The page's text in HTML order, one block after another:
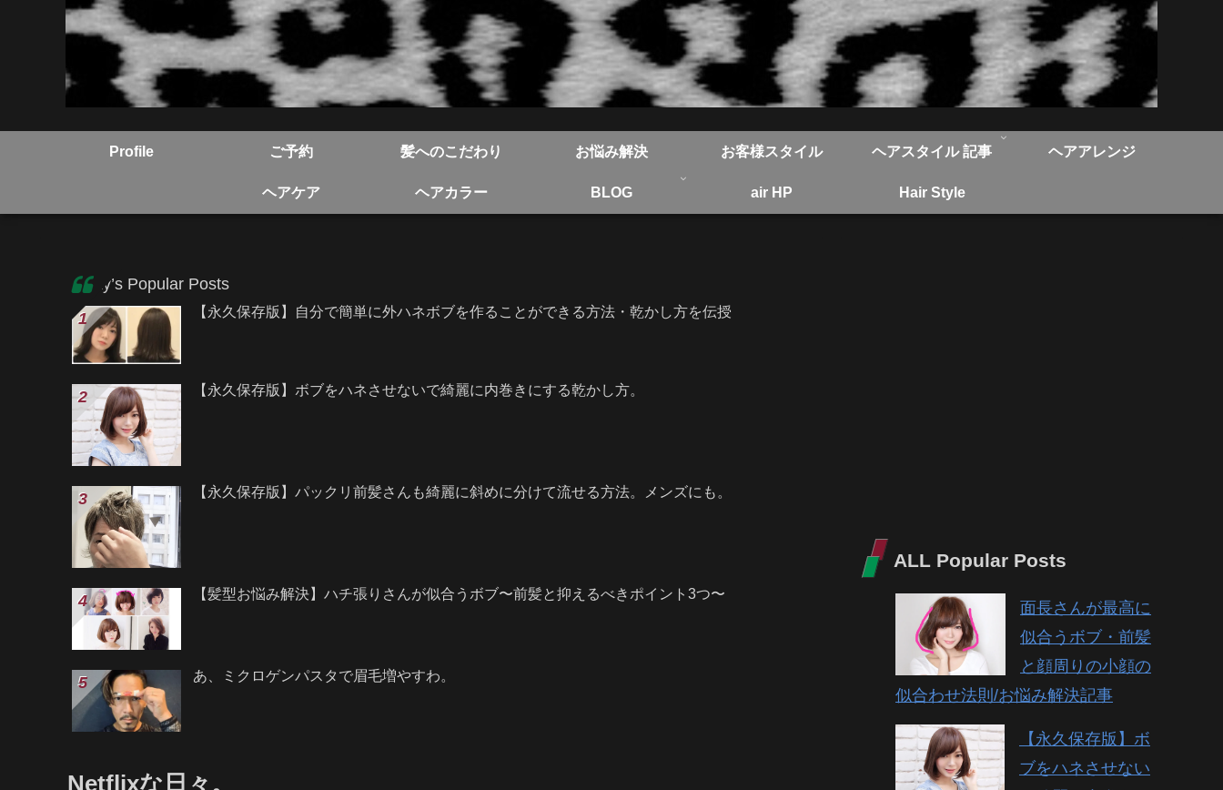
Profile ご予約 髪へのこだわり お悩み解決 お客様スタイル ヘアスタイル 記事 ヘアアレンジ
ヘアケア ヘアカラー BLOG air HP Hair Style
Today’s Popular Posts
【永久保存版】自分で簡単に外ハネボブを作ることができる方法・乾かし方を伝授
【永久保存版】ボブをハネさせないで綺麗に内巻きにする乾かし方。
【永久保存版】パックリ前髪さんも綺麗に斜めに分けて流せる方法。メンズにも。
【髪型お悩み解決】ハチ張りさんが似合うボブ〜前髪と抑えるべきポイント3つ〜
あ、ミクロゲンパスタで眉毛増やすわ。
Netflixな日々。
ALL Popular Posts
面長さんが最高に
似合うボブ・前髪
と顔周りの小顔の
似合わせ法則/お悩み解決記事
【永久保存版】ボ
ブをハネさせない